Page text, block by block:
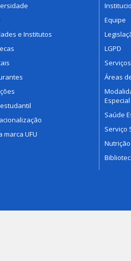
e Institutos
marca UFU
Equipe
LGPD
Serviços
Áreas
Especial
Saúde
Serviço